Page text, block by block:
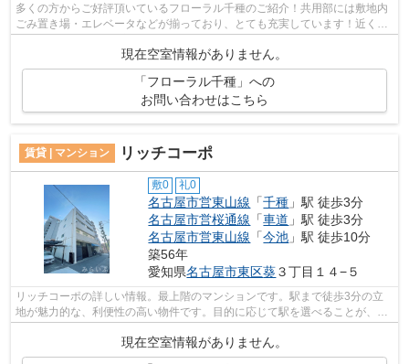
多くの方からご好評頂いているフローラル千種のご紹介！共用部には敷地内
ごみ置き場・エレベータなどが揃っており、とても充実しています！近くに
現在空室情報がありません。
「フローラル千種」への
お問い合わせはこちら
賃貸 | マンション リッチコーポ
敷0 礼0
名古屋市営東山線 「千種 」駅 徒歩3分
名古屋市営桜通線 「車道 」駅 徒歩3分
名古屋市営東山線 「今池 」駅 徒歩10分
築56年
愛知県名古屋市東区葵３丁目１４−５
リッチコーポの詳しい情報。最上階のマンションです。駅まで徒歩3分の立
地が魅力的な、利便性の高い物件です。目的に応じて駅を選べることが、2
現在空室情報がありません。